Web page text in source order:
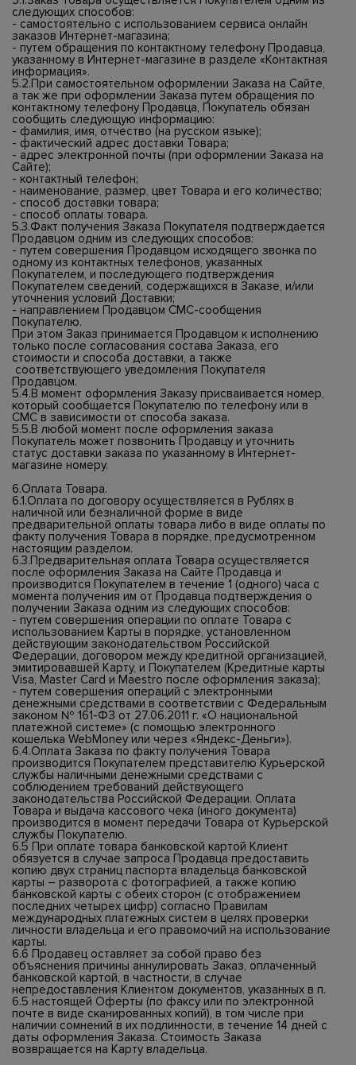
следующих способов:
- самостоятельно с использованием сервиса онлайн
заказов Интернет-магазина;
- путем обращения по контактному телефону Продавца,
указанному в Интернет-магазине в разделе «Контактная
информация».
5.2.При самостоятельном оформлении Заказа на Сайте,
а так же при оформлении Заказа путем обращения по
контактному телефону Продавца, Покупатель обязан
сообщить следующую информацию:
- фамилия, имя, отчество (на русском языке);
- фактический адрес доставки Товара;
- адрес электронной почты (при оформлении Заказа на
Сайте);
- контактный телефон;
- наименование, размер, цвет Товара и его количество;
- способ доставки товара;
- способ оплаты товара.
5.3.Факт получения Заказа Покупателя подтверждается
Продавцом одним из следующих способов:
- путем совершения Продавцом исходящего звонка по
одному из контактных телефонов, указанных
Покупателем, и последующего подтверждения
Покупателем сведений, содержащихся в Заказе, и/или
уточнения условий Доставки;
- направлением Продавцом СМС-сообщения
Покупателю.
При этом Заказ принимается Продавцом к исполнению
только после согласования состава Заказа, его
стоимости и способа доставки, а также
соответствующего уведомления Покупателя
Продавцом.
5.4.В момент оформления Заказу присваивается номер,
который сообщается Покупателю по телефону или в
СМС в зависимости от способа заказа.
5.5.В любой момент после оформления заказа
Покупатель может позвонить Продавцу и уточнить
статус доставки заказа по указанному в Интернет-
магазине номеру.
6.Оплата Товара.
6.1.Оплата по договору осуществляется в Рублях в
наличной или безналичной форме в виде
предварительной оплаты товара либо в виде оплаты по
факту получения Товара в порядке, предусмотренном
настоящим разделом.
6.3.Предварительная оплата Товара осуществляется
после оформления Заказа на Сайте Продавца и
производится Покупателем в течение 1 (одного) часа с
момента получения им от Продавца подтверждения о
получении Заказа одним из следующих способов:
- путем совершения операции по оплате Товара с
использованием Карты в порядке, установленном
действующим законодательством Российской
Федерации, договором между кредитной организацией,
эмитировавшей Карту, и Покупателем (Кредитные карты
Visa, Master Card и Maestro после оформления заказа);
- путем совершения операций с электронными
денежными средствами в соответствии с Федеральным
законом № 161-ФЗ от 27.06.2011 г. «О национальной
платежной системе» (с помощью электронного
кошелька WebMoney или через «Яндекс-Деньги»).
6.4.Оплата Заказа по факту получения Товара
производится Покупателем представителю Курьерской
службы наличными денежными средствами с
соблюдением требований действующего
законодательства Российской Федерации. Оплата
Товара и выдача кассового чека (иного документа)
производится в момент передачи Товара от Курьерской
службы Покупателю.
6.5 При оплате товара банковской картой Клиент
обязуется в случае запроса Продавца предоставить
копию двух страниц паспорта владельца банковской
карты – разворота с фотографией, а также копию
банковской карты с обеих сторон (с отображением
последних четырех цифр) согласно Правилам
международных платежных систем в целях проверки
личности владельца и его правомочий на использование
карты.
6.6 Продавец оставляет за собой право без
объяснения причины аннулировать Заказ, оплаченный
банковской картой, в частности, в случае
непредоставления Клиентом документов, указанных в п.
6.5 настоящей Оферты (по факсу или по электронной
почте в виде сканированных копий), в том числе при
наличии сомнений в их подлинности, в течение 14 дней с
даты оформления Заказа. Стоимость Заказа
возвращается на Карту владельца.